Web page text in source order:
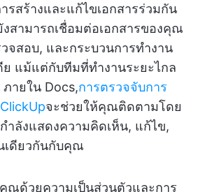
รสร้างและแก้ไขเอกสารร่วมกัน
สามารถเชื่อมต่อเอกสารของคุณ
จสอบ, และกระบวนการทำงาน
ย แม้แต่กับทีมที่ทำงานระยะไกล
ายใน Docs,การตรวจจับการ
จะช่วยให้คุณติดตามโดย
ำลังแสดงความคิดเห็น, แก้ไข,
เดียวกันกับคุณ
ณด้วยความเป็นส่วนตัวและการ